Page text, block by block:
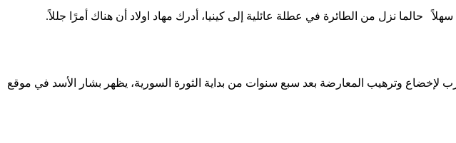
حالما نزل من الطائرة في عطلة عائلية إلى كينيا، أدرك مهاد اولاد أن هناك أمرًا جللاً.
كيف أن دمشق منذ 2011 استخدمت الاغتصاب كسلاح حرب لإخضاع وترهيب المعارضة بعد سبع سنوات من بداية الثورة السورية، يظهر بشار الأسد في موقع